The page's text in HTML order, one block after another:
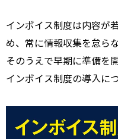
インボイス制度は内容が
め、常に情報収集を怠ら
そのうえで早期に準備を
インボイス制度の導入に